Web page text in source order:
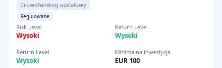
Crowdfunding udziałowy
Regulowane
Risk Level
Wysoki
Return Level
Wysoki
Return Level
Wysoki
Minimalna inwestycja
EUR 100